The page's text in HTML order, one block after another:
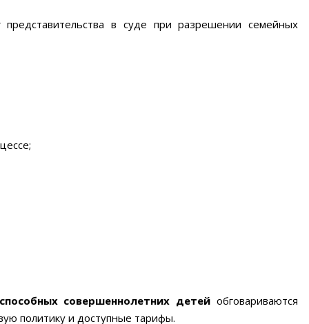
в суде при разрешении семейных
совершеннолетних детей обговариваются
политику и доступные тарифы.